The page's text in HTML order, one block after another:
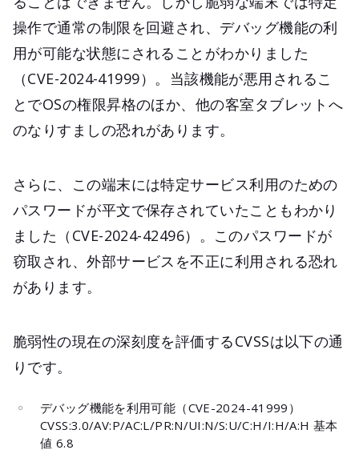
操作で通常の制限を回避され、デバッグ機能の利
用が可能な状態にされることがわかりました
（CVE-2024-41999）。当該機能が悪用されるこ
とでOSの権限昇格のほか、他の客室タブレットへ
のなりすましの恐れがあります。
さらに、この端末には特定サービス利用のための
パスワードが平文で保存されていたこともわかり
ました（CVE-2024-42496）。このパスワードが
窃取され、外部サービスを不正に利用される恐れ
があります。
脆弱性の現在の深刻度を評価するCVSSは以下の通
りです。
デバッグ機能を利用可能（CVE-2024-41999）
CVSS:3.0/AV:P/AC:L/PR:N/UI:N/S:U/C:H/I:H/A:H 基本
値 6.8